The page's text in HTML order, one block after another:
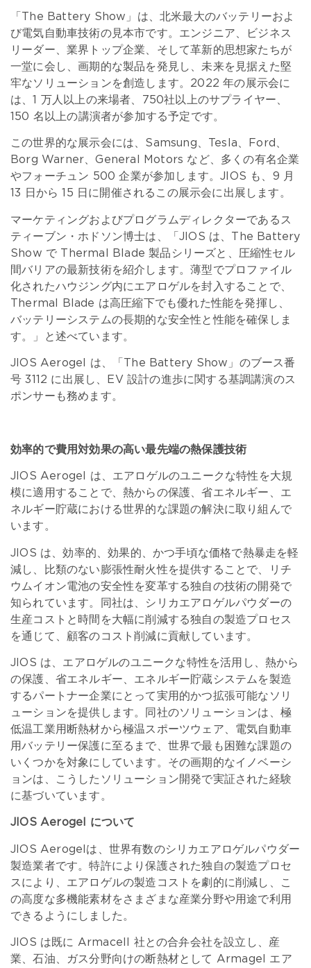
「The Battery Show」は、北米最大のバッテリーおよ
び電気自動車技術の見本市です。エンジニア、ビジネス
リーダー、業界トップ企業、そして革新的思想家たちが
一堂に会し、画期的な製品を発見し、未来を見据えた堅
牢なソリューションを創造します。2022 年の展示会に
は、1 万人以上の来場者、750社以上のサプライヤー、
150 名以上の講演者が参加する予定です。
この世界的な展示会には、Samsung、Tesla、Ford、
Borg Warner、General Motors など、多くの有名企業
やフォーチュン 500 企業が参加します。JIOS も、9 月
13 日から 15 日に開催されるこの展示会に出展します。
マーケティングおよびプログラムディレクターであるス
ティーブン・ホドソン博士は、「JIOS は、The Battery
Show で Thermal Blade 製品シリーズと、圧縮性セル
間バリアの最新技術を紹介します。薄型でプロファイル
化されたハウジング内にエアロゲルを封入することで、
Thermal Blade は高圧縮下でも優れた性能を発揮し、
バッテリーシステムの長期的な安全性と性能を確保しま
す。」と述べています。
JIOS Aerogel は、「The Battery Show」のブース番
号 3112 に出展し、EV 設計の進歩に関する基調講演のス
ポンサーも務めます。
効率的で費用対効果の高い最先端の熱保護技術
JIOS Aerogel は、エアロゲルのユニークな特性を大規
模に適用することで、熱からの保護、省エネルギー、エ
ネルギー貯蔵における世界的な課題の解決に取り組んで
います。
JIOS は、効率的、効果的、かつ手頃な価格で熱暴走を軽
減し、比類のない膨張性耐火性を提供することで、リチ
ウムイオン電池の安全性を変革する独自の技術の開発で
知られています。同社は、シリカエアロゲルパウダーの
生産コストと時間を大幅に削減する独自の製造プロセス
を通じて、顧客のコスト削減に貢献しています。
JIOS は、エアロゲルのユニークな特性を活用し、熱から
の保護、省エネルギー、エネルギー貯蔵システムを製造
するパートナー企業にとって実用的かつ拡張可能なソリ
ューションを提供します。同社のソリューションは、極
低温工業用断熱材から極温スポーツウェア、電気自動車
用バッテリー保護に至るまで、世界で最も困難な課題の
いくつかを対象にしています。その画期的なイノベーシ
ョンは、こうしたソリューション開発で実証された経験
に基づいています。
JIOS Aerogel について
JIOS Aerogelは、世界有数のシリカエアロゲルパウダー
製造業者です。特許により保護された独自の製造プロセ
スにより、エアロゲルの製造コストを劇的に削減し、こ
の高度な多機能素材をさまざまな産業分野や用途で利用
できるようにしました。
JIOS は既に Armacell 社との合弁会社を設立し、産
業、石油、ガス分野向けの断熱材として Armagel エア